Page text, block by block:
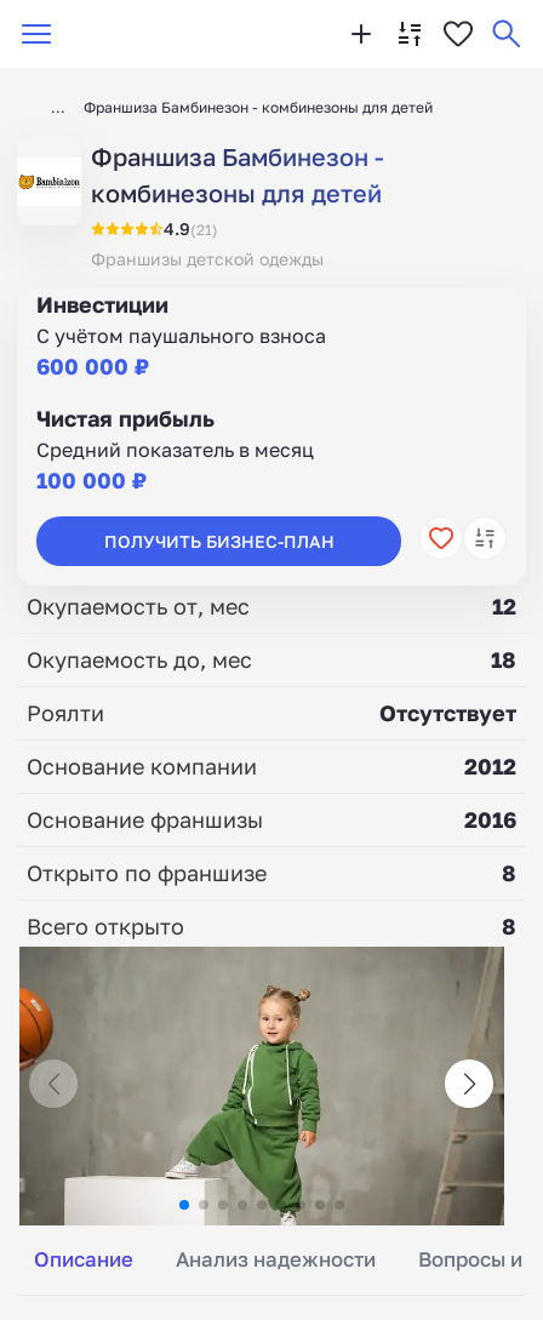
Франшиза Бамбинезон - комбинезоны для детей
Франшиза Бамбинезон -
комбинезоны для детей
4.9(21)
Франшизы детской одежды
Описание Анализ надежности Вопросы и
Инвестиции
С учётом паушального взноса
600 000 ₽
Чистая прибыль
Средний показатель в месяц
100 000 ₽
ПОЛУЧИТЬ БИЗНЕС-ПЛАН
Окупаемость от, мес
12
Окупаемость до, мес
18
Роялти
Отсутствует
Основание компании
2012
Основание франшизы
2016
Открыто по франшизе
8
Всего открыто
8